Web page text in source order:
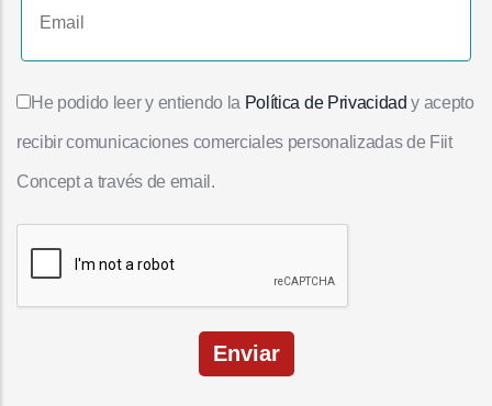
He podido leer y entiendo la Política de Privacidad y acepto
recibir comunicaciones comerciales personalizadas de Fiit
Concept a través de email.
Enviar